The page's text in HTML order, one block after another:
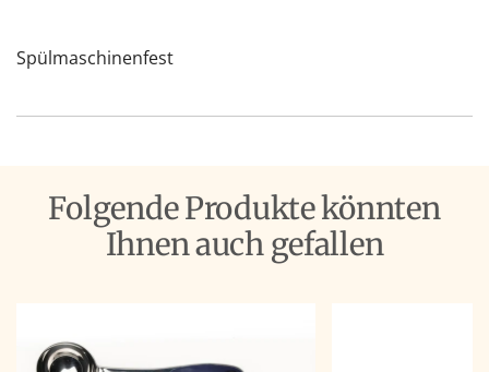
Spülmaschinenfest
Folgende Produkte könnten
Ihnen auch gefallen